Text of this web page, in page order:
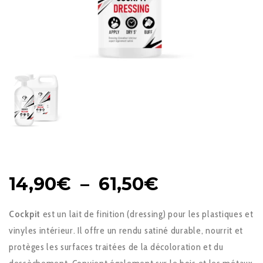
14,90€ – 61,50€
PRIX :
14,90€
Cockpit est un lait de finition (dressing) pour les plastiques et
vinyles intérieur. Il offre un rendu satiné durable, nourrit et
protèges les surfaces traitées de la décoloration et du